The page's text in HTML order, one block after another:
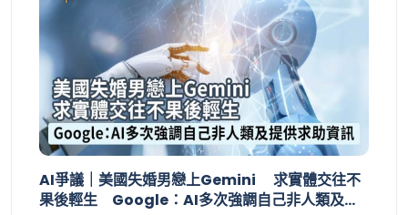
AI爭議｜美國失婚男戀上Gemini 求實體交往不
果後輕生 Google：AI多次強調自己非人類及提